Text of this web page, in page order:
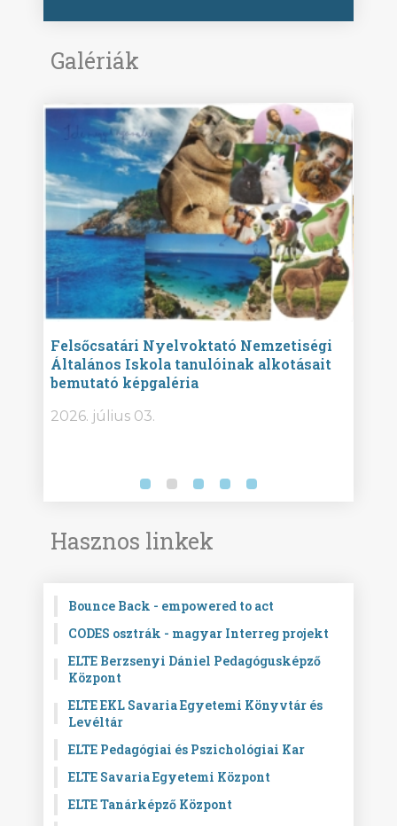
Galériák
Felsőcsatári Nyelvoktató Nemzetiségi
Általános Iskola tanulóinak alkotásait
bemutató képgaléria
2026. július 03.
Hasznos linkek
Bounce Back - empowered to act
CODES osztrák - magyar Interreg projekt
ELTE Berzsenyi Dániel Pedagógusképző
Központ
ELTE EKL Savaria Egyetemi Könyvtár és
Levéltár
ELTE Pedagógiai és Pszichológiai Kar
ELTE Savaria Egyetemi Központ
ELTE Tanárképző Központ